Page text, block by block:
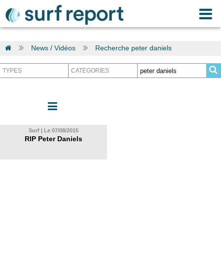
News / Vidéos Recherche peter daniels
Surf | Le 07/08/2015
RIP Peter Daniels